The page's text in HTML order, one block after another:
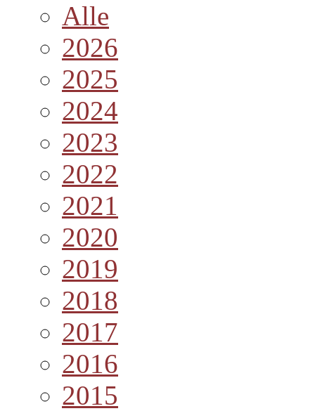
Alle
2026
2025
2024
2023
2022
2021
2020
2019
2018
2017
2016
2015